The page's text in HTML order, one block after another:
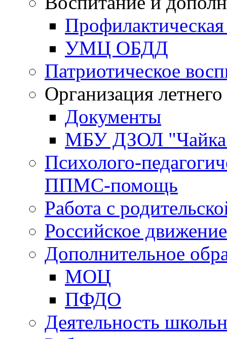
Профилактическая
УМЦ ОБДД
Патриотическое
Организация
Документы
МБУ ДЗОЛ
Психолого-
ППМС-помощь
Работа с
Российское
Дополнительное
МОЦ
ПФДО
Деятельность